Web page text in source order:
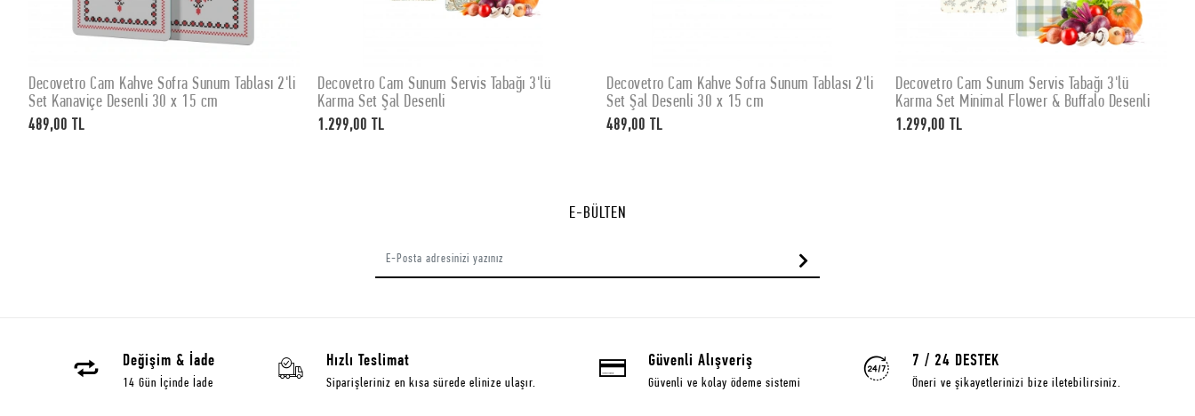
SEPETE EKLE
Decovetro Cam Kahve Sofra Sunum Tablası 2'li
Set Kanaviçe Desenli 30 x 15 cm
489,00 TL
SEPETE EKLE
Decovetro Cam Sunum Servis Tabağı 3'lü
Karma Set Şal Desenli
1.299,00 TL
SEPETE EKLE
Decovetro Cam Kahve Sofra Sunum Tablası 2'li
Set Şal Desenli 30 x 15 cm
489,00 TL
SEPETE EKLE
Decovetro Cam Sunum Servis Tabağı 3'lü
Karma Set Minimal Flower & Buffalo Desenli
1.299,00 TL
E-BÜLTEN
Değişim & İade
14 Gün İçinde İade
Hızlı Teslimat
Siparişleriniz en kısa sürede elinize ulaşır.
Güvenli Alışveriş
Güvenli ve kolay ödeme sistemi
7 / 24 DESTEK
Öneri ve şikayetlerinizi bize iletebilirsiniz.